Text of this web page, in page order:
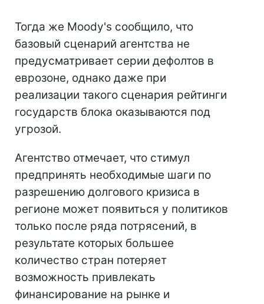
Тогда же Moody's сообщило, что
базовый сценарий агентства не
предусматривает серии дефолтов в
еврозоне, однако даже при
реализации такого сценария рейтинги
государств блока оказываются под
угрозой.
Агентство отмечает, что стимул
предпринять необходимые шаги по
разрешению долгового кризиса в
регионе может появиться у политиков
только после ряда потрясений, в
результате которых большее
количество стран потеряет
возможность привлекать
финансирование на рынке и